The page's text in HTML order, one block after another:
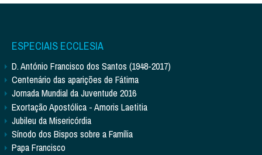
ESPECIAIS ECCLESIA
D. António Francisco dos Santos (1948-2017)
Centenário das aparições de Fátima
Jornada Mundial da Juventude 2016
Exortação Apostólica - Amoris Laetitia
Jubileu da Misericórdia
Sínodo dos Bispos sobre a Família
Papa Francisco